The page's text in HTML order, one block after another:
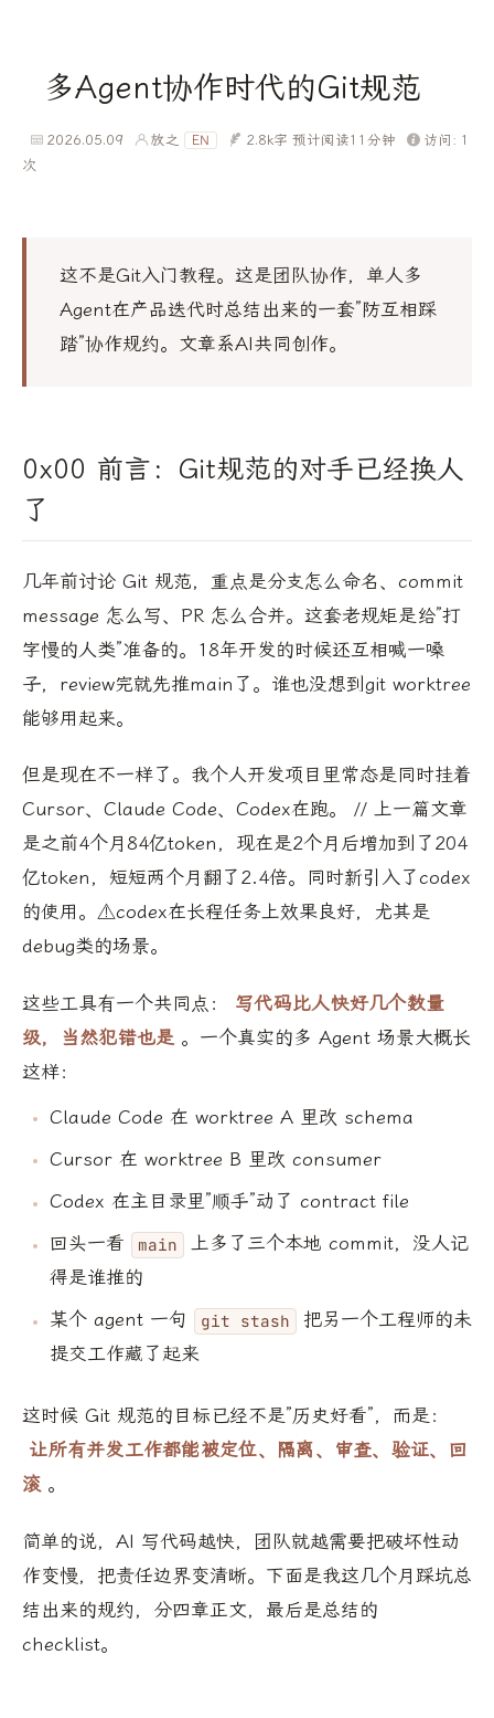
多Agent协作时代的Git规范
2026.05.09 放之 EN 2.8k字 预计阅读11分钟 访问: 1
次
这不是Git入门教程。这是团队协作，单人多
Agent在产品迭代时总结出来的一套”防互相踩
踏”协作规约。文章系AI共同创作。
0x00 前言：Git规范的对手已经换人
了
几年前讨论 Git 规范，重点是分支怎么命名、commit
message 怎么写、PR 怎么合并。这套老规矩是给”打
字慢的人类”准备的。18年开发的时候还互相喊一嗓
子，review完就先推main了。谁也没想到git worktree
能够用起来。
但是现在不一样了。我个人开发项目里常态是同时挂着
Cursor、Claude Code、Codex在跑。 // 上一篇文章
是之前4个月84亿token，现在是2个月后增加到了204
亿token，短短两个月翻了2.4倍。同时新引入了codex
的使用。⚠️codex在长程任务上效果良好，尤其是
debug类的场景。
这些工具有一个共同点：
写代码比人快好几个数量
级，当然犯错也是 。一个真实的多 Agent 场景大概长
这样：
Claude Code 在 worktree A 里改 schema
Cursor 在 worktree B 里改 consumer
Codex 在主目录里”顺手”动了 contract file
回头一看
main
上多了三个本地 commit，没人记
得是谁推的
某个 agent 一句
git stash
把另一个工程师的未
提交工作藏了起来
这时候 Git 规范的目标已经不是”历史好看”，而是：
让所有并发工作都能被定位、隔离、审查、验证、回
滚 。
简单的说，AI 写代码越快，团队就越需要把破坏性动
作变慢，把责任边界变清晰。下面是我这几个月踩坑总
结出来的规约，分四章正文，最后是总结的
checklist。